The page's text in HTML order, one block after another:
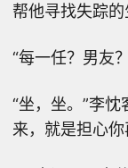
帮他寻找失踪的
“每一任？男友
“坐，坐。”李
来，就是担心你